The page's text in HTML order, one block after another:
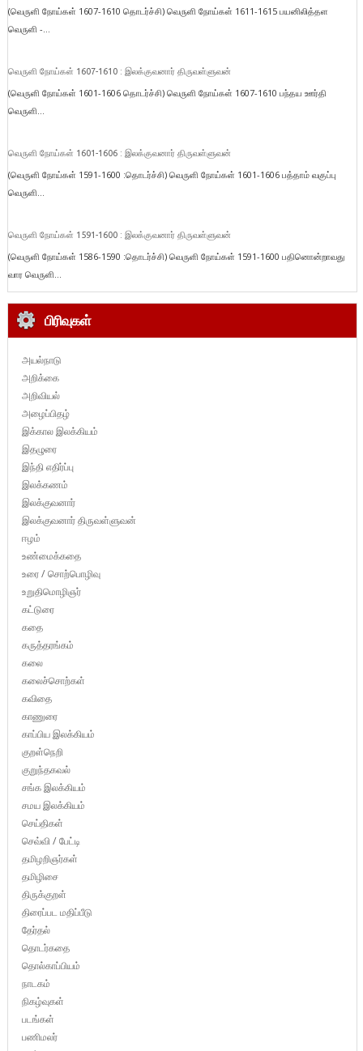
(வெருளி நோய்கள் 1607-1610 தொடர்ச்சி) வெருளி நோய்கள் 1611-1615 பயனிலித்தள
வெருளி -...
வெருளி நோய்கள் 1607-1610 : இலக்குவனார் திருவள்ளுவன்
(வெருளி நோய்கள் 1601-1606 தொடர்ச்சி) வெருளி நோய்கள் 1607-1610 பந்தய ஊர்தி
வெருளி...
வெருளி நோய்கள் 1601-1606 : இலக்குவனார் திருவள்ளுவன்
(வெருளி நோய்கள் 1591-1600 :தொடர்ச்சி) வெருளி நோய்கள் 1601-1606 பத்தாம் வகுப்பு
வெருளி...
வெருளி நோய்கள் 1591-1600 : இலக்குவனார் திருவள்ளுவன்
(வெருளி நோய்கள் 1586-1590 :தொடர்ச்சி) வெருளி நோய்கள் 1591-1600 பதினொன்றாவது
வார வெருளி...
பிரிவுகள்
அயல்நாடு
அறிக்கை
அறிவியல்
அழைப்பிதழ்
இக்கால இலக்கியம்
இதழுரை
இந்தி எதிர்ப்பு
இலக்கணம்
இலக்குவனார்
இலக்குவனார் திருவள்ளுவன்
ஈழம்
உண்மைக்கதை
உரை / சொற்பொழிவு
உறுதிமொழிஞர்
கட்டுரை
கதை
கருத்தரங்கம்
கலை
கலைச்சொற்கள்
கவிதை
காணுரை
காப்பிய இலக்கியம்
குறள்நெறி
குறுந்தகவல்
சங்க இலக்கியம்
சமய இலக்கியம்
செய்திகள்
செவ்வி / பேட்டி
தமிழறிஞர்கள்
தமிழிசை
திருக்குறள்
திரைப்பட மதிப்பீடு
தேர்தல்
தொடர்கதை
தொல்காப்பியம்
நாடகம்
நிகழ்வுகள்
படங்கள்
பணிமலர்